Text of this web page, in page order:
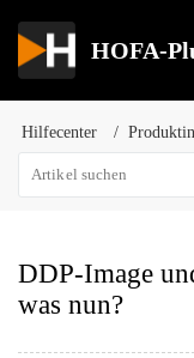
HOFA-
Hilfecenter
DDP-Image
was nun?